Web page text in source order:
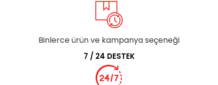
Binlerce ürün ve kampanya seçeneği
7 / 24 DESTEK